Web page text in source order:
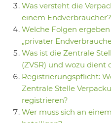
Was versteht die
einem Endverbraucher?
Welche Folgen
„privater
Was ist die Zentrale
(ZVSR) und wozu dient
Registrierungspflicht:
Zentrale Stelle
registrieren?
Wer muss sich an